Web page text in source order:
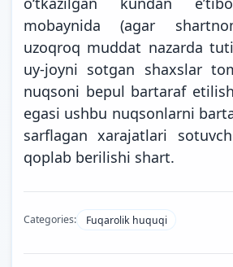
mobaynida (agar
uzoqroq muddat nazarda
uy-joyni sotgan shaxslar
nuqsoni bepul bartaraf
egasi ushbu nuqsonlarni
sarflagan xarajatlari
qoplab berilishi shart.
Categories: Fuqarolik huquqi